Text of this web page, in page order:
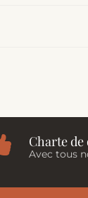
Charte
Avec tous